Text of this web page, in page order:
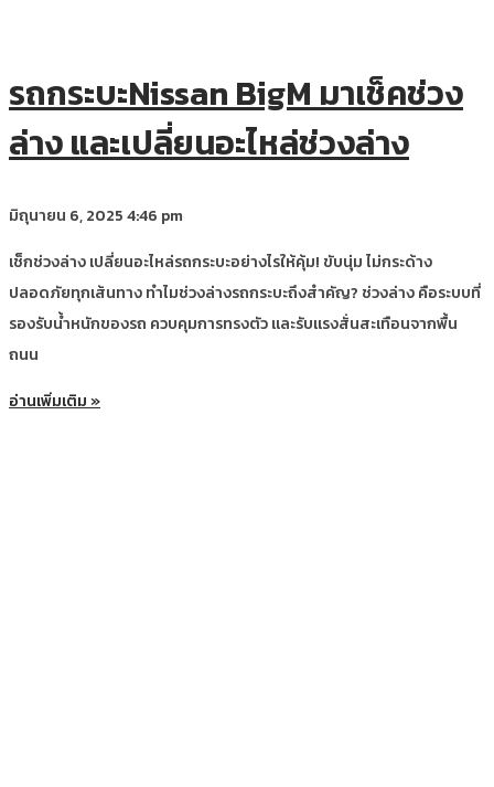
รถกระบะNissan BigM มาเช็คช่วง
ล่าง และเปลี่ยนอะไหล่ช่วงล่าง
มิถุนายน 6, 20254:46 pm
เช็กช่วงล่าง เปลี่ยนอะไหล่รถกระบะอย่างไรให้คุ้ม! ขับนุ่ม ไม่กระด้าง
ปลอดภัยทุกเส้นทาง ทำไมช่วงล่างรถกระบะถึงสำคัญ? ช่วงล่าง คือระบบที่
รองรับน้ำหนักของรถ ควบคุมการทรงตัว และรับแรงสั่นสะเทือนจากพื้น
ถนน
อ่านเพิ่มเติม »